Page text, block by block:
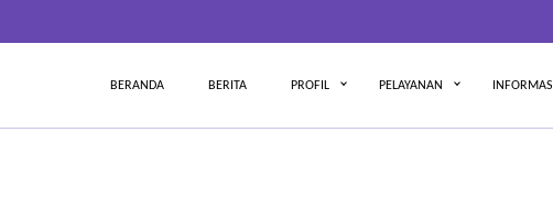
BERANDA BERITA PROFIL PELAYANAN INFORMASI